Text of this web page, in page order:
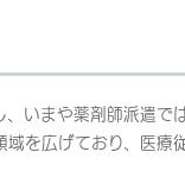
いまや薬剤師派遣で
域を広げており、医療